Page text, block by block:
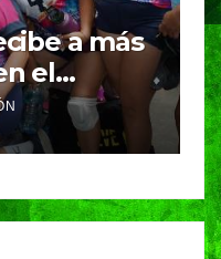
a más
el
Voleibol